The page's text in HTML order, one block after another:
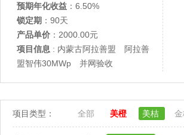
预期年化收益 ：6.50%
锁定期 ：90天
产品单价 ：2000.00元
项目信息 : 内蒙古阿拉善盟 阿拉善
盟智伟30MWp 并网验收
项目类型： 全部 美橙 美桔